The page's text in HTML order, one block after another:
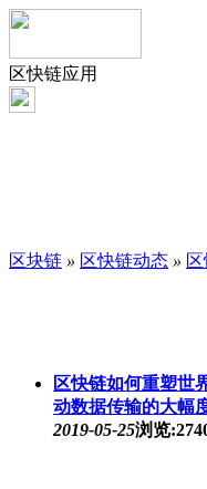
区快链应用
区块链 » 区快链动态 »
区快链如何重塑世
动数据传输的大幅
2019-05-25浏览